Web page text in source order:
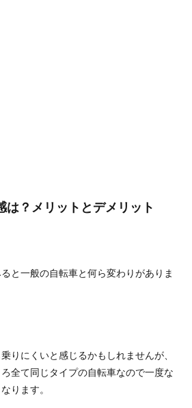
は？メリットとデメリット
と一般の自転車と何ら変わりがありま
りにくいと感じるかもしれませんが、
全て同じタイプの自転車なので一度な
ります。